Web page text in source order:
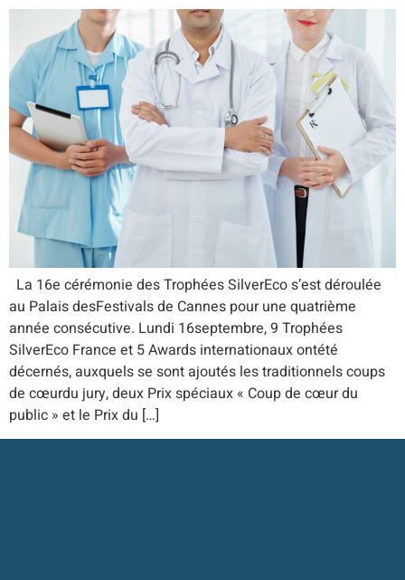
La 16e cérémonie des Trophées SilverEco s’est déroulée
au Palais desFestivals de Cannes pour une quatrième
année consécutive. Lundi 16septembre, 9 Trophées
SilverEco France et 5 Awards internationaux ontété
décernés, auxquels se sont ajoutés les traditionnels coups
de cœurdu jury, deux Prix spéciaux « Coup de cœur du
public » et le Prix du […]